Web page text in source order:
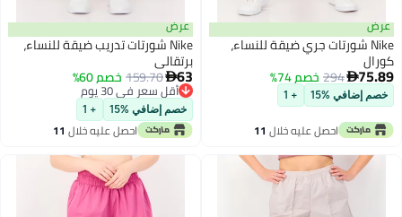
Nike شورتات جري ضيقة للنساء،

294خصم 74%
إضافي %15 + 1
احصل عليه خلال11
اغسطس
عرض
Nike شورتات تدريب ضيقة للنساء،
برتقالي

159.70خصم 60%
أقل سعر في 30 يوم
أقل سعر في 30 يوم
خصم إضافي %15 + 1
احصل عليه خلال11
اغسطس